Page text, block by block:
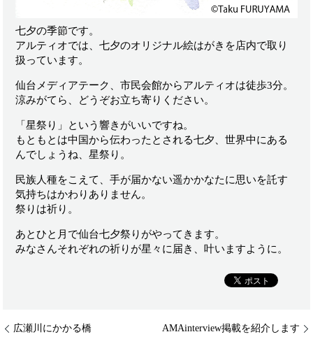
七夕の季節です。
アルティオでは、七夕のオリジナル絵はがきを店内で取り
扱っています。
仙台メディアテーク、市民会館からアルティオは徒歩3分。
涼みがてら、どうぞお立ち寄りください。
「星祭り」という響きがいいですね。
もともとは中国から伝わったとされる七夕、世界中にある
んでしょうね、星祭り。
民族人種をこえて、手が届かない遥かかなたに思いを託す
気持ちはかわりありません。
祭りは祈り。
あとひと月で仙台七夕祭りがやってきます。
みなさんそれぞれの祈りが星々に届き、叶いますように。
広瀬川にかかる橋 AMAinterview掲載を紹介します